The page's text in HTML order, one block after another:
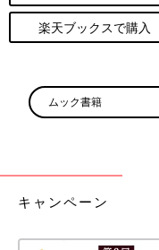
楽天ブックスで購入
ムック書籍
キャンペーン